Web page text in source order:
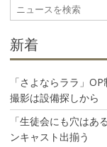
ョ
新着
「さよならララ」
撮影は設備探しから
「生徒会にも穴はあ
ンキャスト出揃う